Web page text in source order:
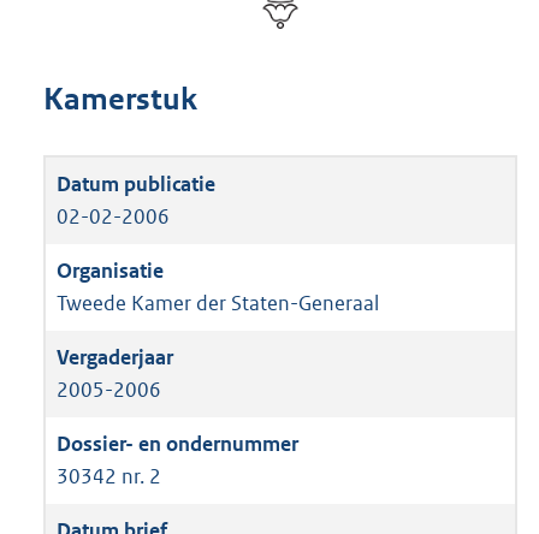
Kamerstuk
02-02-2006
Tweede Kamer der Staten-Generaal
2005-2006
30342 nr. 2